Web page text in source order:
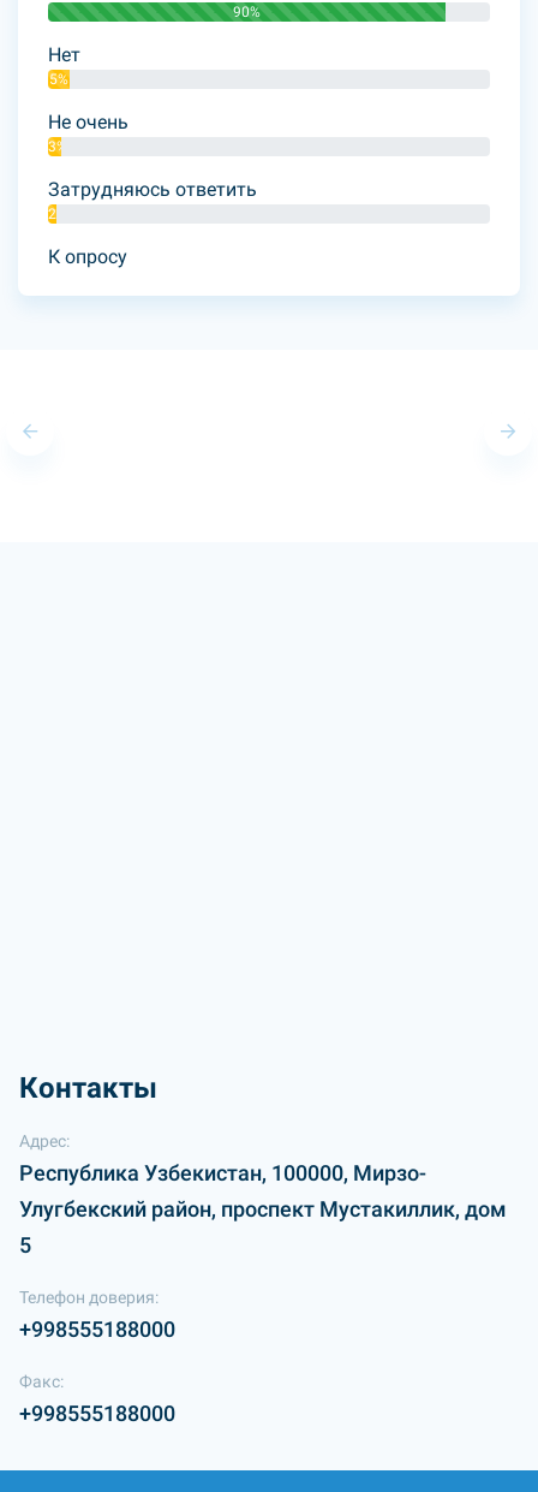
90%
Нет
5%
Не очень
3%
Затрудняюсь ответить
2%
К опросу
Контакты
Адрес:
Республика Узбекистан, 100000, Мирзо-
Улугбекский район, проспект Мустакиллик, дом
5
Телефон доверия:
+998555188000
Факс:
+998555188000